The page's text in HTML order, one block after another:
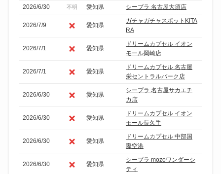
2026/6/30
不明 愛知県 シープラ 名古屋大須店
2026/7/9 愛知県
ガチャガチャスポットKiTA
RA
2026/7/1 愛知県
ドリームカプセル イオン
モール岡崎店
2026/7/1 愛知県
ドリームカプセル 名古屋
栄セントラルパーク店
2026/6/30 愛知県
シープラ 名古屋サカエチ
カ店
2026/6/30 愛知県
ドリームカプセル イオン
モール長久手
2026/6/30 愛知県
ドリームカプセル 中部国
際空港
2026/6/30 愛知県
シープラ mozoワンダーシ
ティ